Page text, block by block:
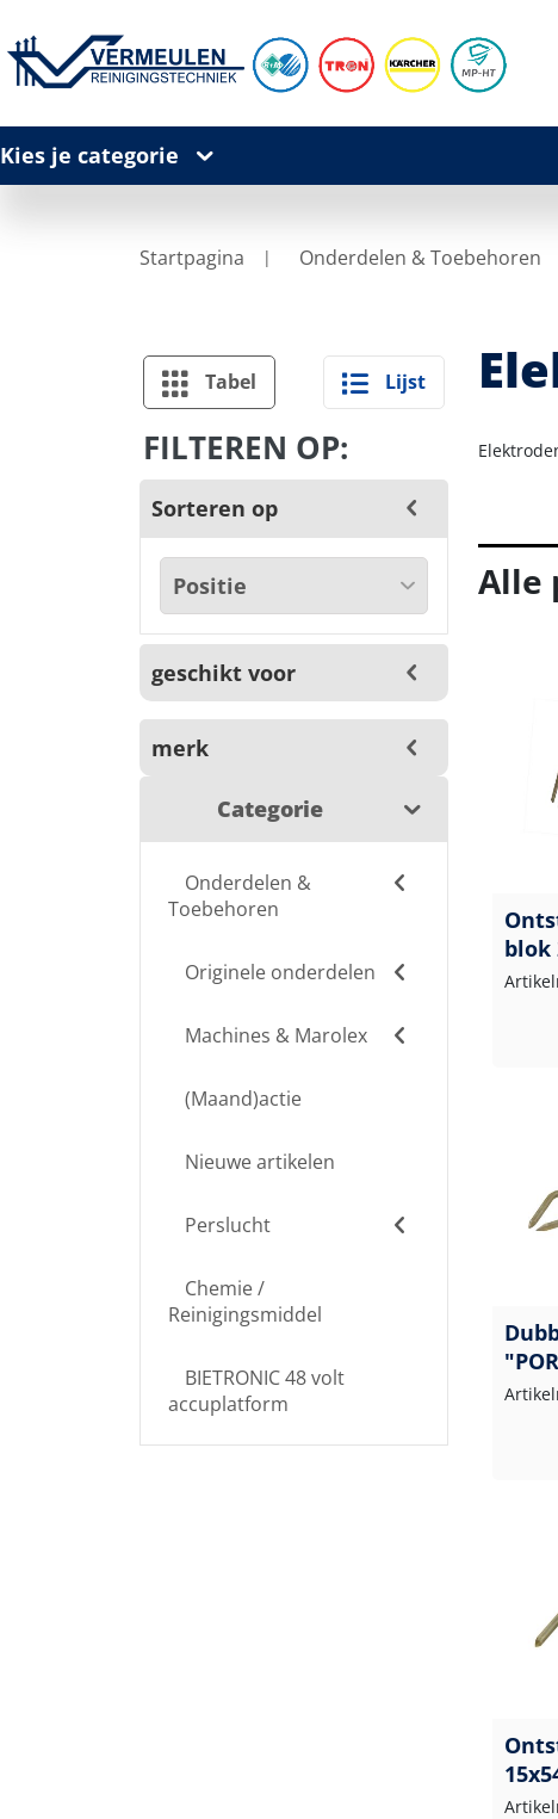
Kies je categorie
Startpagina Onderdelen & Toebehoren
Tabel Lijst
FILTEREN OP:
Sorteren op
geschikt voor
merk
Categorie
Onderdelen &
Toebehoren
Originele onderdelen
Machines & Marolex
(Maand)actie
Nieuwe artikelen
Perslucht
Chemie /
Reinigingsmiddel
BIETRONIC 48 volt
accuplatform
Alle
blok